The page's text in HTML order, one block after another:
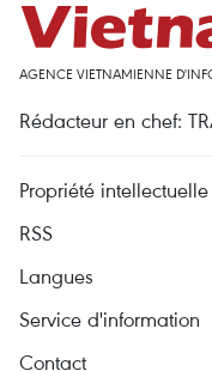
AGENCE VIETNAMIENNE
Rédacteur en chef:
Propriété intellectuelle
RSS
Langues
Service d'information
Contact